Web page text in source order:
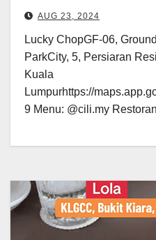
AUG 23, 2024
Lucky ChopGF-06,
ParkCity, 5, Persiaran
Kuala
Lumpurhttps://
9 Menu: @cili.my